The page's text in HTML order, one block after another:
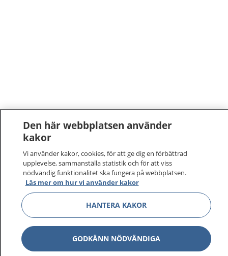
Den här webbplatsen använder
kakor
Vi använder kakor, cookies, för att ge dig en förbättrad
upplevelse, sammanställa statistik och för att viss
nödvändig funktionalitet ska fungera på webbplatsen.
Läs mer om hur vi använder kakor
HANTERA KAKOR
GODKÄNN NÖDVÄNDIGA